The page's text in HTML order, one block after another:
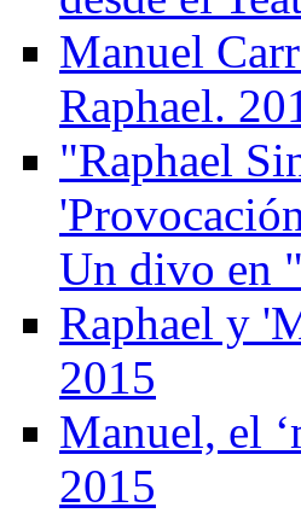
Manuel
Raphael.
"Raphael
Un divo en
Raphael y
2015
Manuel, el
2015